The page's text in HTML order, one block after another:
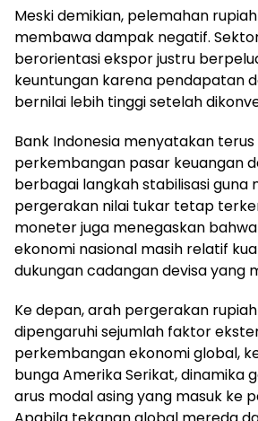
Meski demikian, pelemahan
membawa dampak negatif.
berorientasi ekspor justru
keuntungan karena pendapatan
bernilai lebih tinggi setelah
Bank Indonesia menyatakan
perkembangan pasar keuangan
berbagai langkah stabilisasi guna
pergerakan nilai tukar tetap
moneter juga menegaskan
ekonomi nasional masih relatif
dukungan cadangan devisa yang
Ke depan, arah pergerakan
dipengaruhi sejumlah faktor
perkembangan ekonomi global,
bunga Amerika Serikat, dinamika
arus modal asing yang masuk ke